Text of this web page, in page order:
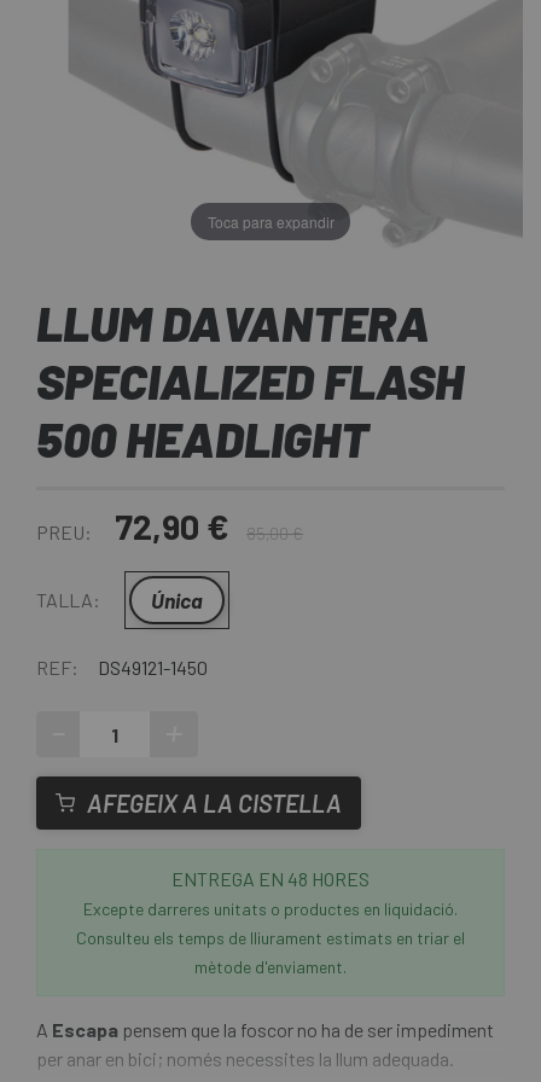
Toca para expandir
LLUM DAVANTERA
SPECIALIZED FLASH
500 HEADLIGHT
PREU: 72,90 € 85,00 €
TALLA: Única
REF: DS49121-1450
AFEGEIX A LA CISTELLA
ENTREGA EN 48 HORES
Excepte darreres unitats o productes en liquidació.
Consulteu els temps de lliurament estimats en triar el
mètode d'enviament.
A Escapa pensem que la foscor no ha de ser impediment
per anar en bici; només necessites la llum adequada.